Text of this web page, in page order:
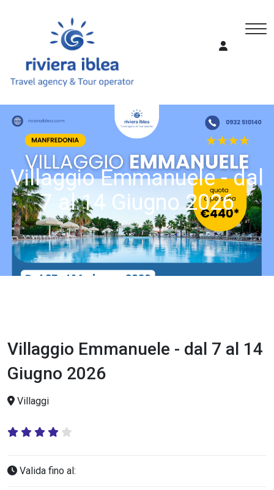
Villaggio Emmanuele - dal
7 al 14 Giugno 2026
Villaggio Emmanuele - dal 7 al 14
Giugno 2026
Villaggi
Valida fino al: